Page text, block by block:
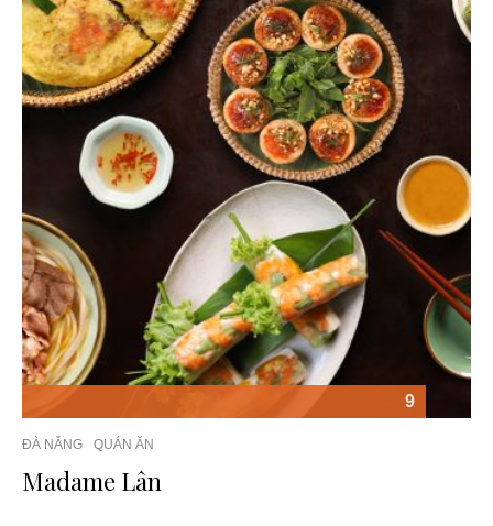
9
ĐÀ NẴNG QUÁN ĂN
Madame Lân